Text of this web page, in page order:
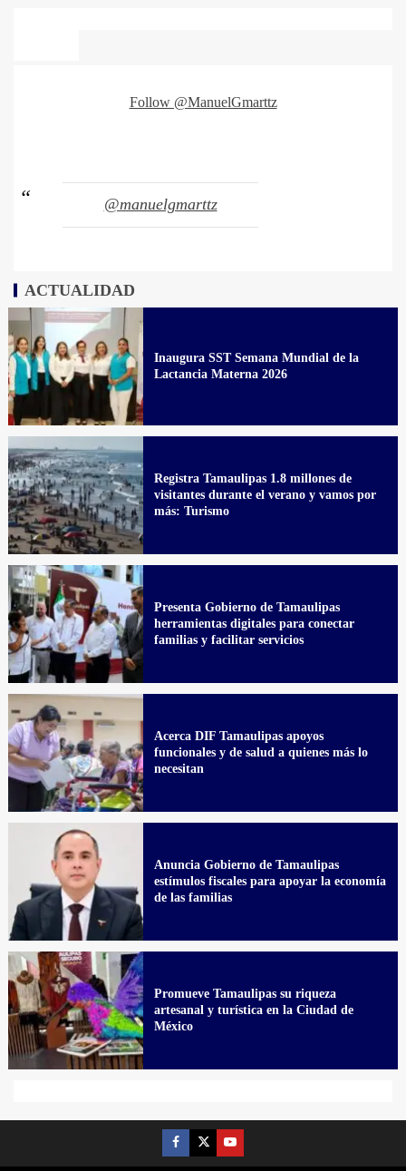
Follow @ManuelGmarttz
@manuelgmarttz
ACTUALIDAD
Inaugura SST Semana Mundial de la
Lactancia Materna 2026
Registra Tamaulipas 1.8 millones de
visitantes durante el verano y vamos por
más: Turismo
Presenta Gobierno de Tamaulipas
herramientas digitales para conectar
familias y facilitar servicios
Acerca DIF Tamaulipas apoyos
funcionales y de salud a quienes más lo
necesitan
Anuncia Gobierno de Tamaulipas
estímulos fiscales para apoyar la economía
de las familias
Promueve Tamaulipas su riqueza
artesanal y turística en la Ciudad de
México